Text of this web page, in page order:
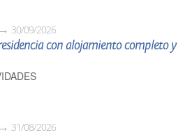
30/09/2026
con alojamiento completo y
31/08/2026